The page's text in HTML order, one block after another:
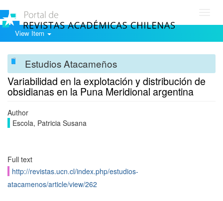
View Item
Estudios Atacameños
Variabilidad en la explotación y distribución de
obsidianas en la Puna Meridional argentina
Author
Escola, Patricia Susana
Full text
http://revistas.ucn.cl/index.php/estudios-
atacamenos/article/view/262